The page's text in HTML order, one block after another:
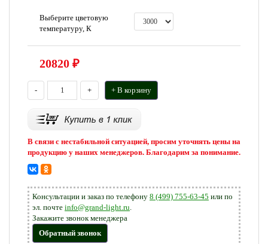
Выберите цветовую
температуру, К
20820 ₽
- + + В корзину
В связи с нестабильной ситуацией, просим уточнять цены на
продукцию у наших менеджеров. Благодарим за понимание.
Консультации и заказ по телефону 8 (499) 755-63-45 или по
эл. почте info@grand-light.ru.
Закажите звонок менеджера
Обратный звонок